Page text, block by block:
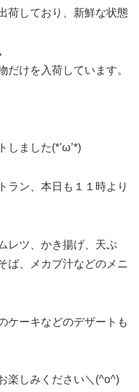
荷しており、新鮮な状態
だけを入荷しています。
しました(*’ω’*)
ラン、本日も１１時より
レツ、かき揚げ、天ぷ
ば、メカブ汁などのメニ
ケーキなどのデザートも
楽しみください＼(^o^)